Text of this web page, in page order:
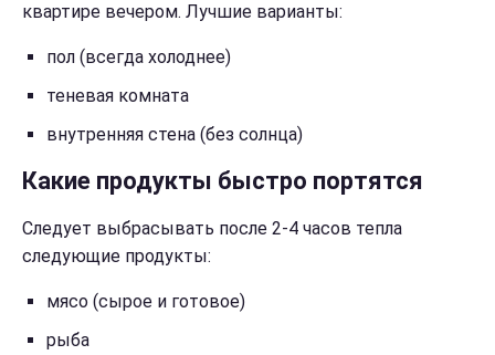
квартире вечером. Лучшие варианты:
пол (всегда холоднее)
теневая комната
внутренняя стена (без солнца)
Какие продукты быстро портятся
Следует выбрасывать после 2-4 часов тепла
следующие продукты:
мясо (сырое и готовое)
рыба